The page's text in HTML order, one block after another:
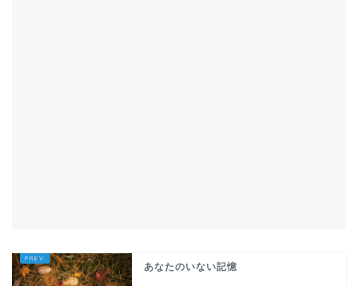
あなたのいない記憶